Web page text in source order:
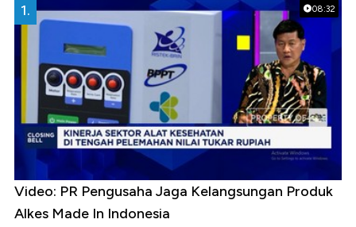
08:32
1.
Video: PR Pengusaha Jaga Kelangsungan Produk
Alkes Made In Indonesia